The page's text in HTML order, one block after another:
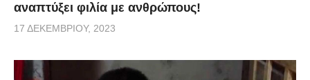
αναπτύξει φιλία με ανθρώπους!
17 ΔΕΚΕΜΒΡΊΟΥ, 2023